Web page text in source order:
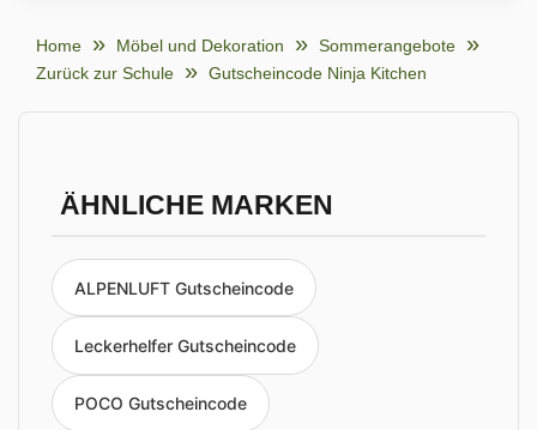
Home Möbel und Dekoration
Sommerangebote
Zurück zur Schule
Gutscheincode Ninja Kitchen
ÄHNLICHE MARKEN
ALPENLUFT Gutscheincode
Leckerhelfer Gutscheincode
POCO Gutscheincode